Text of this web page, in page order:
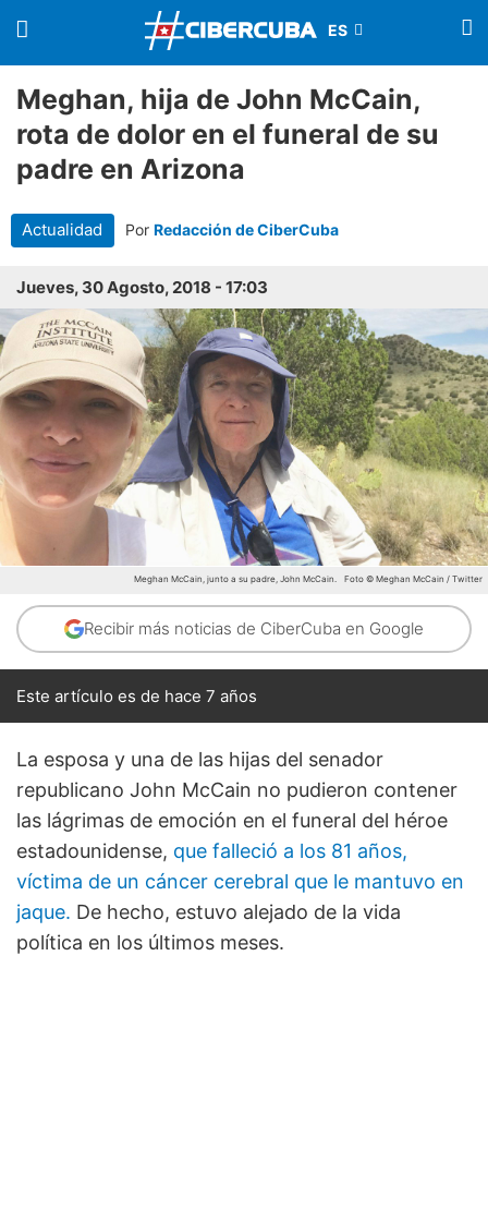
Meghan, hija de John McCain,
rota de dolor en el funeral de su
padre en Arizona
Actualidad Por Redacción de CiberCuba
Jueves, 30 Agosto, 2018 - 17:03
Meghan McCain, junto a su padre, John McCain. Foto © Meghan McCain / Twitter
Recibir más noticias de CiberCuba en Google
Este artículo es de hace 7 años
La esposa y una de las hijas del senador
republicano John McCain no pudieron contener
las lágrimas de emoción en el funeral del héroe
estadounidense, que falleció a los 81 años,
víctima de un cáncer cerebral que le mantuvo en
jaque. De hecho, estuvo alejado de la vida
política en los últimos meses.